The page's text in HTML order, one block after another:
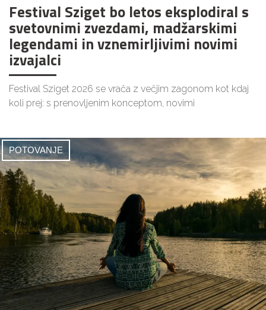
Festival Sziget bo letos eksplodiral s
svetovnimi zvezdami, madžarskimi
legendami in vznemirljivimi novimi
izvajalci
Festival Sziget 2026 se vrača z večjim zagonom kot kdaj
koli prej: s prenovljenim konceptom, novimi
POTOVANJE